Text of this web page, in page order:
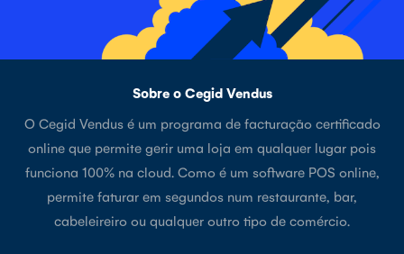
Sobre o Cegid Vendus
O Cegid Vendus é um programa de facturação certificado
online que permite gerir uma loja em qualquer lugar pois
funciona 100% na cloud. Como é um software POS online,
permite faturar em segundos num restaurante, bar,
cabeleireiro ou qualquer outro tipo de comércio.